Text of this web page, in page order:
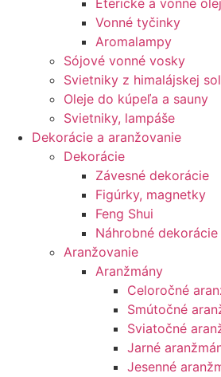
Éterické a vonné
Vonné tyčinky
Aromalampy
Sójové vonné vosky
Svietniky z himalájskej
Oleje do kúpeľa a sauny
Svietniky, lampáše
Dekorácie a aranžovanie
Dekorácie
Závesné dekorácie
Figúrky, magnetky
Feng Shui
Náhrobné dekorácie
Aranžovanie
Aranžmány
Celoročné
Smútočné
Sviatočné
Jarné
Jesenné